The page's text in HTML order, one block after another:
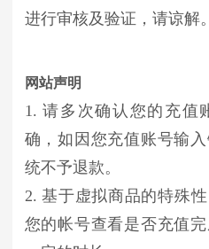
进行审核及验证，请谅解。
网站声明
1. 请多次确认您的充值
确，如因您充值账号输
统不予退款。
2. 基于虚拟商品的特殊
您的帐号查看是否充值